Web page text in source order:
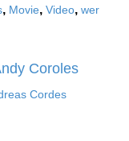
, Movie, Video, wer
Coroles
Cordes